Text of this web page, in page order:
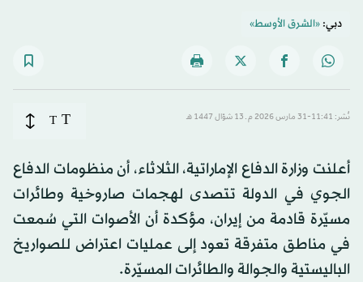
دبي:«الشرق الأوسط»
نُشر: 11:41-31 مارس 2026 م ـ 13 شوّال 1447 هـ T
T
أعلنت وزارة الدفاع الإماراتية، الثلاثاء، أن منظومات الدفاع
الجوي في الدولة تتصدى لهجمات صاروخية وطائرات
مسيّرة قادمة من إيران، مؤكدة أن الأصوات التي سُمعت
في مناطق متفرقة تعود إلى عمليات اعتراض للصواريخ
الباليستية والجوالة والطائرات المسيّرة.